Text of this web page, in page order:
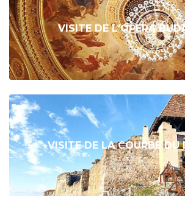
VISITE DE L'OPERA
VISITE DE LA COURBE DU